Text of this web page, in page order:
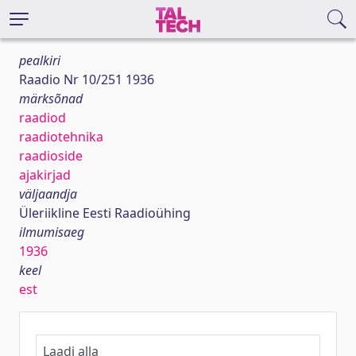
pealkiri
Raadio Nr 10/251 1936
märksõnad
raadiod
raadiotehnika
raadioside
ajakirjad
väljaandja
Üleriikline Eesti Raadioühing
ilmumisaeg
1936
keel
est
Laadi alla